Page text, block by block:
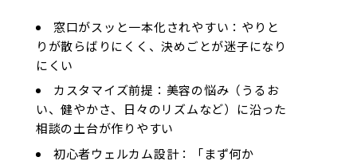
窓口がスッと一本化されやすい：やりと
りが散らばりにくく、決めごとが迷子になり
にくい
カスタマイズ前提：美容の悩み（うるお
い、健やかさ、日々のリズムなど）に沿った
相談の土台が作りやすい
初心者ウェルカム設計：「まず何か